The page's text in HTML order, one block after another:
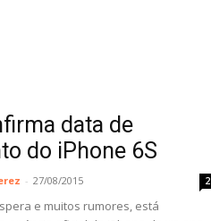
data de
do iPhone 6S
- 27/08/2015 2
e muitos rumores, está